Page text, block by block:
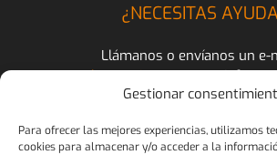
Gestionar
Para ofrecer las mejores experiencias, utilizamos
cookies para almacenar y/o acceder a la
¿NECESITAS
Llámanos o envíanos un e-
seegg@bocemtium.comy te
lo referente al XXXII Congreso
SECRETARÍA